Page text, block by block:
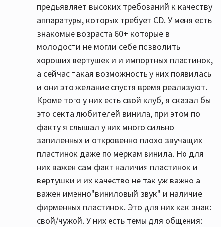
предьявляет высоких требований к качеству
аппаратуры, которых требует CD. У меня есть
знакомые возраста 60+ которые в
молодости не могли себе позволить
хороших вертушек и и импортных пластинок,
а сейчас такая возможность у них появилась
и они это желание спустя время реализуют.
Кроме того у них есть свой клуб, я сказал бы
это секта любителей винила, при этом по
факту я слышал у них много сильно
запиленных и откровенно плохо звучащих
пластинок даже по меркам винила. Но для
них важен сам факт наличия пластинок и
вертушки и их качество не так уж важно а
важен именно"виниловый звук" и наличие
фирменных пластинок. Это для них как знак:
свой/чужой. У них есть темы для общения: